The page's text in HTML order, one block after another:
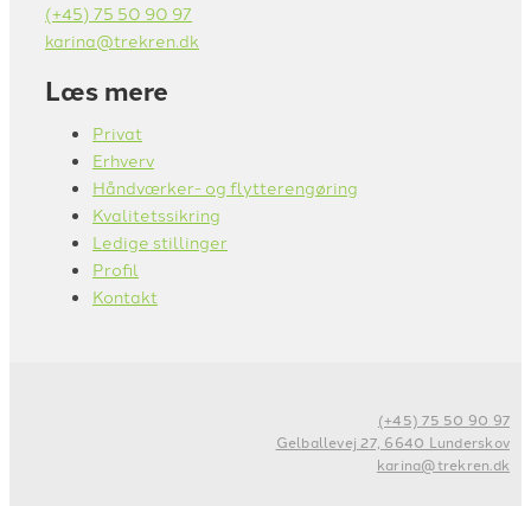
(+45) 75 50 90 97
karina@trekren.dk
Læs mere
Privat
Erhverv
Håndværker- og flytterengøring
Kvalitetssikring
Ledige stillinger
Profil
Kontakt
(+45) 75 50 90 97
Gelballevej 27, 6640 Lunderskov
karina@trekren.dk